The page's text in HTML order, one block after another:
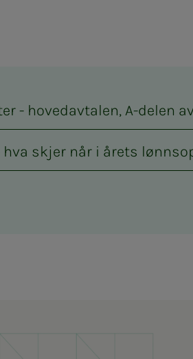
- hovedavtalen, A-delen
skjer når i årets